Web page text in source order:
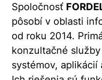
Spoločnosť
pôsobí v oblasti
od roku 2014.
konzultačné
systémov, aplikácií